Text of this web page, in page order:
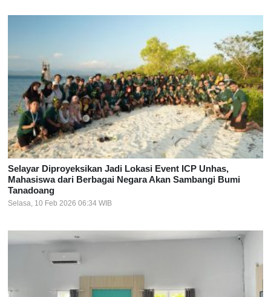
Selayar Diproyeksikan Jadi Lokasi Event ICP Unhas,
Mahasiswa dari Berbagai Negara Akan Sambangi Bumi
Tanadoang
Selasa, 10 Feb 2026 06:34 WIB